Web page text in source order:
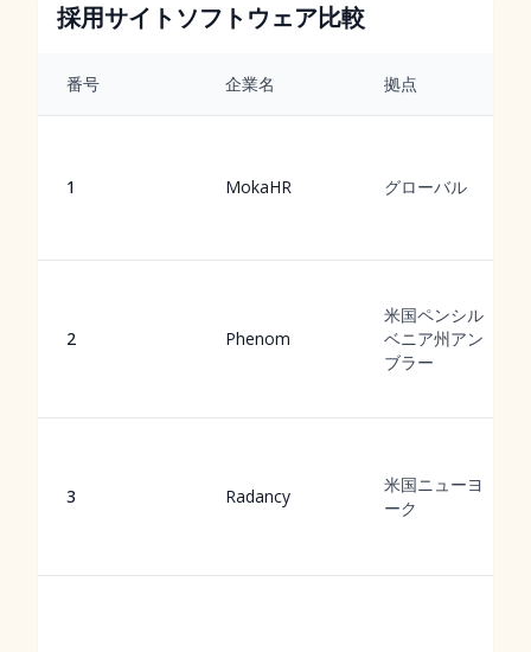
採用サイトソフトウェア比較
番号 企業名 拠点
1 MokaHR グローバル
2 Phenom
米国ペンシル
ベニア州アン
ブラー
3 Radancy
米国ニューヨ
ーク